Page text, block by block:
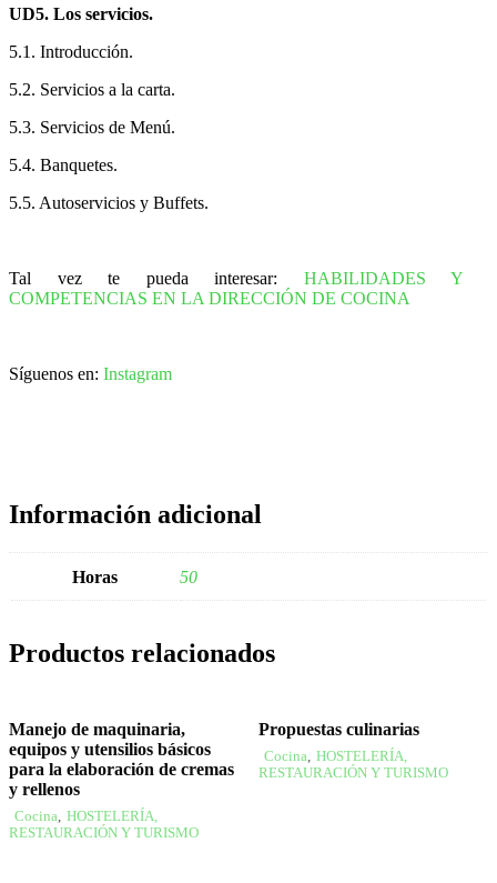
UD5. Los servicios.
5.1. Introducción.
5.2. Servicios a la carta.
5.3. Servicios de Menú.
5.4. Banquetes.
5.5. Autoservicios y Buffets.
Tal vez te pueda interesar: HABILIDADES Y
COMPETENCIAS EN LA DIRECCIÓN DE COCINA
Síguenos en: Instagram
Información adicional
Horas 50
Productos relacionados
Manejo de maquinaria,
equipos y utensilios básicos
para la elaboración de cremas
y rellenos
Cocina, HOSTELERÍA,
RESTAURACIÓN Y TURISMO
Propuestas culinarias
Cocina, HOSTELERÍA,
RESTAURACIÓN Y TURISMO